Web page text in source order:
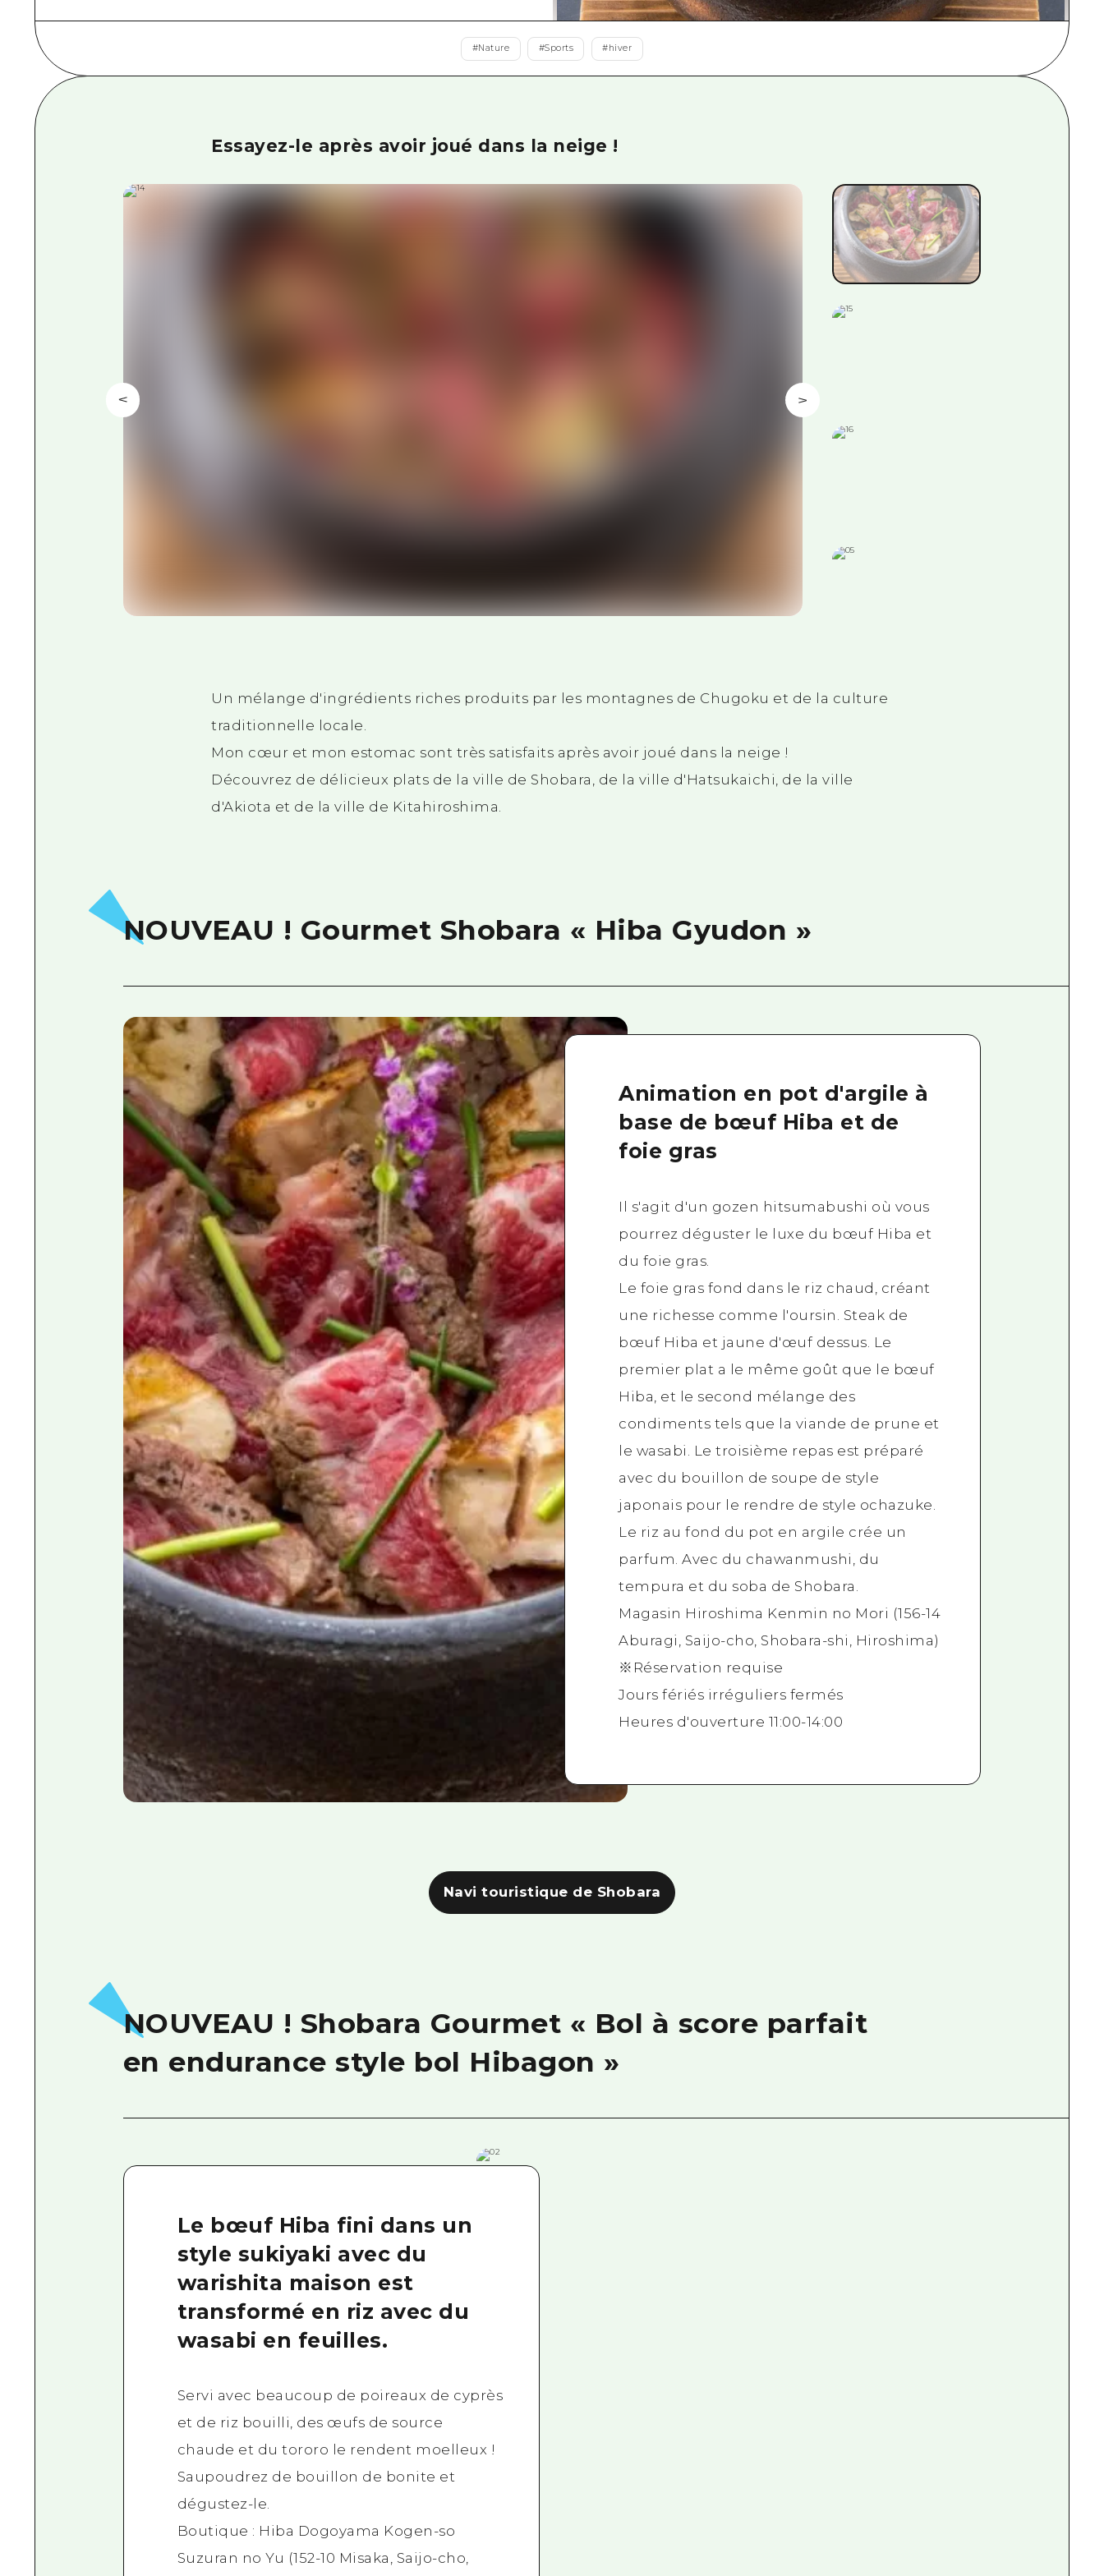
Est de Yamaguchi
Ehime
Shimane
#Nature #Sports #hiver
Essayez-le après avoir joué dans la neige !
Un mélange d'ingrédients riches produits par les montagnes de Chugoku et de la culture
traditionnelle locale.
Mon cœur et mon estomac sont très satisfaits après avoir joué dans la neige !
Découvrez de délicieux plats de la ville de Shobara, de la ville d'Hatsukaichi, de la ville
d'Akiota et de la ville de Kitahiroshima.
NOUVEAU ! Gourmet Shobara « Hiba Gyudon »
Animation en pot d'argile à
base de bœuf Hiba et de
foie gras
Il s'agit d'un gozen hitsumabushi où vous
pourrez déguster le luxe du bœuf Hiba et
du foie gras.
Le foie gras fond dans le riz chaud, créant
une richesse comme l'oursin. Steak de
bœuf Hiba et jaune d'œuf dessus. Le
premier plat a le même goût que le bœuf
Hiba, et le second mélange des
condiments tels que la viande de prune et
le wasabi. Le troisième repas est préparé
avec du bouillon de soupe de style
japonais pour le rendre de style ochazuke.
Le riz au fond du pot en argile crée un
parfum. Avec du chawanmushi, du
tempura et du soba de Shobara.
Magasin Hiroshima Kenmin no Mori (156-14
Aburagi, Saijo-cho, Shobara-shi, Hiroshima)
※Réservation requise
Jours fériés irréguliers fermés
Heures d'ouverture 11:00-14:00
Navi touristique de Shobara
NOUVEAU ! Shobara Gourmet « Bol à score parfait
en endurance style bol Hibagon »
Le bœuf Hiba fini dans un
style sukiyaki avec du
warishita maison est
transformé en riz avec du
wasabi en feuilles.
Servi avec beaucoup de poireaux de cyprès
et de riz bouilli, des œufs de source
chaude et du tororo le rendent moelleux !
Saupoudrez de bouillon de bonite et
dégustez-le.
Boutique : Hiba Dogoyama Kogen-so
Suzuran no Yu (152-10 Misaka, Saijo-cho,